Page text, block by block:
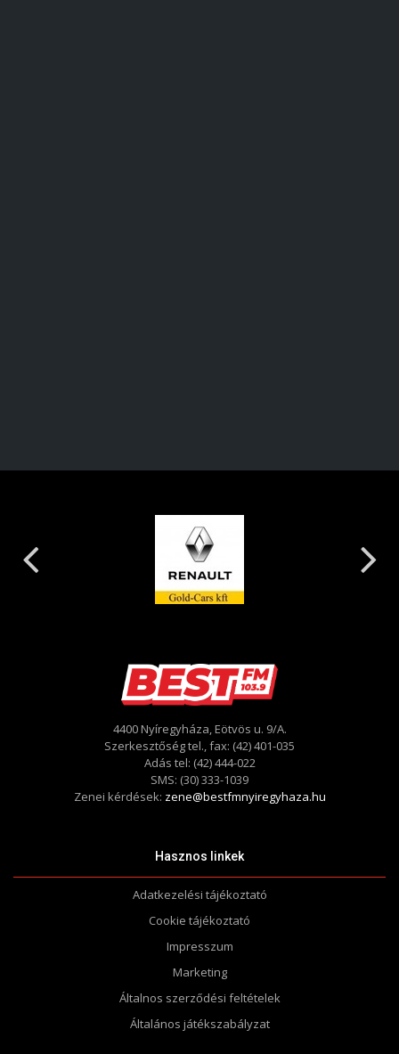
4400 Nyíregyháza, Eötvös u. 9/A.
Szerkesztőség tel., fax: (42) 401-035
Adás tel: (42) 444-022
SMS: (30) 333-1039
Zenei kérdések: zene@bestfmnyiregyhaza.hu
Hasznos linkek
Adatkezelési tájékoztató
Cookie tájékoztató
Impresszum
Marketing
Általnos szerződési feltételek
Általános játékszabályzat